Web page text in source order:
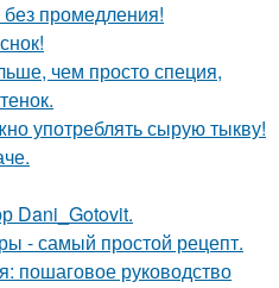
промедления!
чем просто специя,
употреблять сырую тыкву!
Dani_Gotovit.
- самый простой рецепт.
пошаговое руководство